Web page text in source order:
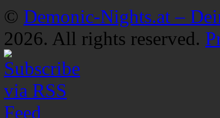
© Demonic-Nights.at –
2026. All rights reserved.